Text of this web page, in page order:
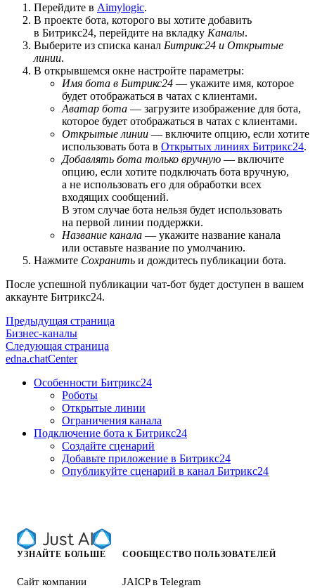
Перейдите в Aimylogic.
В проекте бота, которого вы хотите добавить
в Битрикс24, перейдите на вкладку Каналы.
Выберите из списка канал Битрикс24 и Открытые
линии.
В открывшемся окне настройте параметры:
Имя бота в Битрикс24 — укажите имя, которое
будет отображаться в чатах с клиентами.
Аватар бота — загрузите изображение для бота,
которое будет отображаться в чатах с клиентами.
Открытые линии — включите опцию, если хотите
использовать бота в Открытых линиях Битрикс24.
Добавлять бота только вручную — включите
опцию, если хотите подключать бота вручную,
а не использовать его для обработки всех
входящих сообщений.
В этом случае бота нельзя будет использовать
на первой линии поддержки.
Название канала — укажите название канала
или оставьте название по умолчанию.
Нажмите Сохранить и дождитесь публикации бота.
После успешной публикации чат-бот будет доступен в вашем
аккаунте Битрикс24.
Предыдущая страница
Бизнес-каналы
Следующая страница
edna.chatCenter
Особенности Битрикс24
Роботы
Открытые линии
Ограничения канала
Подключение бота к Битрикс24
Создайте сценарий
Добавьте приложение в Битрикс24
Опубликуйте сценарий в канал Битрикс24
УЗНАЙТЕ БОЛЬШЕ
Сайт компании
СООБЩЕСТВО ПОЛЬЗОВАТЕЛЕЙ
JAICP в Telegram